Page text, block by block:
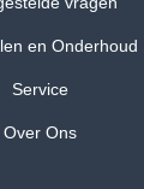
en Onderhoud
Service
Over Ons